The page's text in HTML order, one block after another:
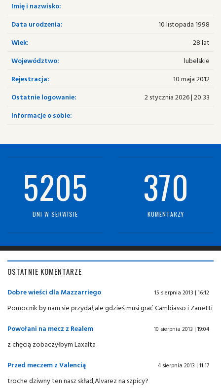
Imię i nazwisko:
Data urodzenia:
10 listopada 1998
Wiek:
28 lat
Województwo:
lubelskie
Rejestracja:
10 maja 2012
Ostatnie logowanie:
2 stycznia 2026 | 20:33
Informacje o sobie:
5205
DNI W SERWISIE
370
KOMENTARZY
OSTATNIE KOMENTARZE
Dobre wieści dla Mazzarriego 15 sierpnia 2013 | 16:12
Pomocnik by nam sie przydał,ale gdzieś musi grać Cambiasso i Zanetti
Powołani na mecz z Realem
10 sierpnia 2013 | 19:04
z chęcią zobaczyłbym Laxalta
Przed meczem z Valencią
4 sierpnia 2013 | 11:17
troche dziwny ten nasz skład,Alvarez na szpicy?